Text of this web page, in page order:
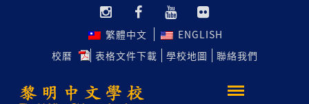
繁體中文
ENGLISH
校曆
表格文件下載 學校地圖 聯絡我們